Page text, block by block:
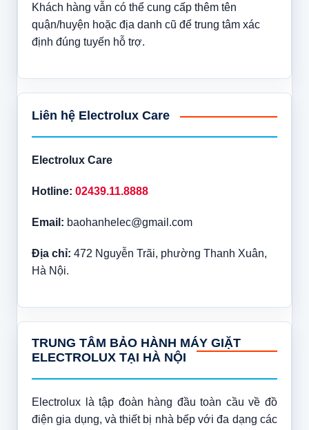
Khách hàng vẫn có thể cung cấp thêm tên
quận/huyện hoặc địa danh cũ để trung tâm xác
định đúng tuyến hỗ trợ.
Liên hệ Electrolux Care
Electrolux Care
Hotline: 02439.11.8888
Email: baohanhelec@gmail.com
Địa chỉ: 472 Nguyễn Trãi, phường Thanh Xuân,
Hà Nội.
TRUNG TÂM BẢO HÀNH MÁY GIẶT
ELECTROLUX TẠI HÀ NỘI
Electrolux là tập đoàn hàng đầu toàn cầu về đồ
điện gia dụng, và thiết bị nhà bếp với đa dạng các